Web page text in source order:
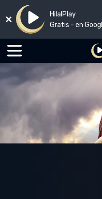
HilalPlay
Gratis - en